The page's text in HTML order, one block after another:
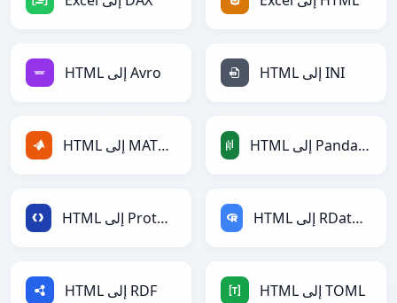
HTML إلى Avro HTML إلى INI
HTML إلى MATLAB HTML إلى PandasDataFrame
HTML إلى Protobuf HTML إلى RDataFrame
HTML إلى RDF HTML إلى TOML